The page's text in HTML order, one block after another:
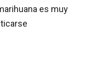
es muy